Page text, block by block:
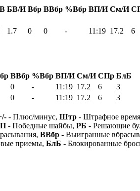
БВ/И Вбр ВВбр %Вбр ВП/И См/И
1.7 0 0 - 11:19 17.2 6
ВВбр %Вбр ВП/И См/И СПр БлБ
0 - 11:19 17.2 6
3
0 - 11:19 17.2 6
3
- Плюс/минус, Штр - Штрафное
- Победные шайбы, РБ - Решающие
ВВбр - Выигранные
приемы, БлБ - Блокированные